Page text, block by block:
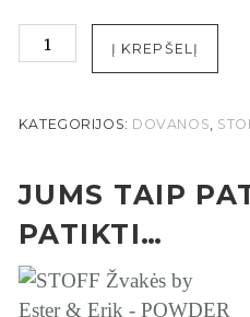
produkto
kiekis:
ŽVAKĖS
ESTER
ERIK
–
Mellow
Į KREPŠELĮ
KATEGORIJOS: DOVANOS
JUMS TAIP
PATIKTI…